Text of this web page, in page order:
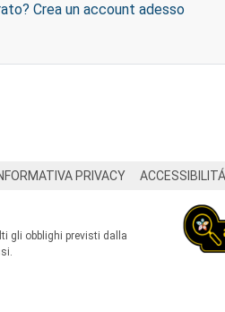
Crea un account adesso
PRIVACY ACCESSIBILITÁ
gli obblighi previsti dalla